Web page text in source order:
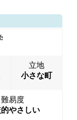
立地
小さな町
難易度
的やさしい